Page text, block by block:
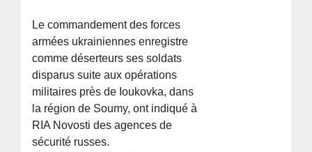
Le commandement des forces
armées ukrainiennes enregistre
comme déserteurs ses soldats
disparus suite aux opérations
militaires près de Ioukovka, dans
la région de Soumy, ont indiqué à
RIA Novosti des agences de
sécurité russes.